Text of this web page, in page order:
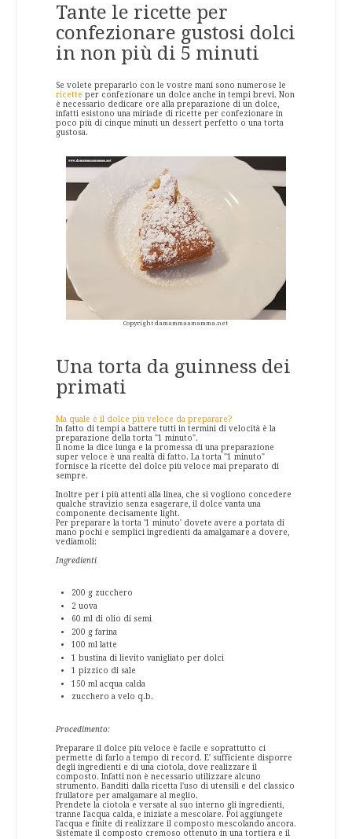
Tante le ricette per
confezionare gustosi dolci
in non più di 5 minuti
Se volete prepararlo con le vostre mani sono numerose le
ricette per confezionare un dolce anche in tempi brevi. Non
è necessario dedicare ore alla preparazione di un dolce,
infatti esistono una miriade di ricette per confezionare in
poco più di cinque minuti un dessert perfetto o una torta
gustosa.
Copyright damammaamamma.net
Una torta da guinness dei
primati
Ma quale è il dolce più veloce da preparare?
In fatto di tempi a battere tutti in termini di velocità è la
preparazione della torta "1 minuto".
Il nome la dice lunga e la promessa di una preparazione
super veloce è una realtà di fatto. La torta "1 minuto"
fornisce la ricette del dolce più veloce mai preparato di
sempre.
Inoltre per i più attenti alla linea, che si vogliono concedere
qualche stravizio senza esagerare, il dolce vanta una
componente decisamente light.
Per preparare la torta '1 minuto' dovete avere a portata di
mano pochi e semplici ingredienti da amalgamare a dovere,
vediamoli:
Ingredienti
200 g zucchero
2 uova
60 ml di olio di semi
200 g farina
100 ml latte
1 bustina di lievito vanigliato per dolci
1 pizzico di sale
150 ml acqua calda
zucchero a velo q.b.
Procedimento:
Preparare il dolce più veloce è facile e soprattutto ci
permette di farlo a tempo di record. E' sufficiente disporre
degli ingredienti e di una ciotola, dove realizzare il
composto. Infatti non è necessario utilizzare alcuno
strumento. Banditi dalla ricetta l'uso di utensili e del classico
frullatore per amalgamare al meglio.
Prendete la ciotola e versate al suo interno gli ingredienti,
tranne l'acqua calda, e iniziate a mescolare. Poi aggiungete
l'acqua e finite di realizzare il composto mescolando ancora.
Sistemate il composto cremoso ottenuto in una tortiera e il